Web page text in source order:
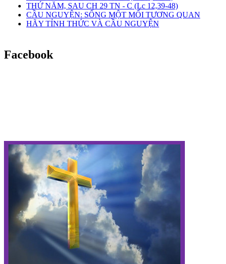
THỨ NĂM, SAU CH 29 TN - C (Lc 12,39-48)
CẦU NGUYỆN: SỐNG MỘT MỐI TƯƠNG QUAN
HÃY TỈNH THỨC VÀ CẦU NGUYỆN
Facebook